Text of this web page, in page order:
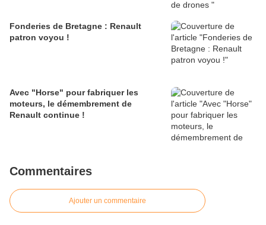
Fonderies de Bretagne : Renault
patron voyou !
Avec "Horse" pour fabriquer les
moteurs, le démembrement de
Renault continue !
Commentaires
Ajouter un commentaire